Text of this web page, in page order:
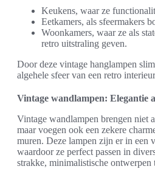
Keukens, waar ze
Eetkamers, als sfeermakers
Woonkamers, waar ze als
retro uitstraling geven.
Door deze vintage hanglampen
algehele sfeer van een retro
Vintage wandlampen: Elegantie
Vintage wandlampen brengen niet
maar voegen ook een zekere
muren. Deze lampen zijn er in een
waardoor ze perfect passen in
strakke, minimalistische ontwerpen